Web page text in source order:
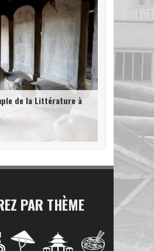
de la Littérature à
PAR THÈME